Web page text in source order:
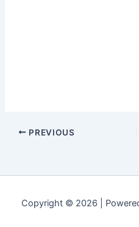
PREVIOUS
Copyright © 2026 |